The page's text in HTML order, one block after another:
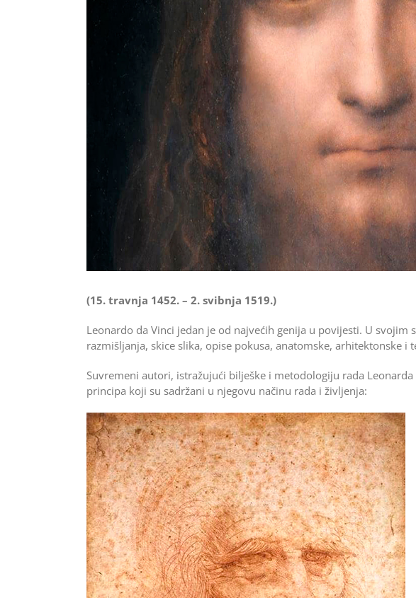
(15. travnja 1452. – 2. svibnja 1519.)
Leonardo da Vinci jedan je od najvećih genija u povijesti. U svojim
razmišljanja, skice slika, opise pokusa, anatomske, arhitektonske i
Suvremeni autori, istražujući bilješke i metodologiju rada
principa koji su sadržani u njegovu načinu rada i življenja: